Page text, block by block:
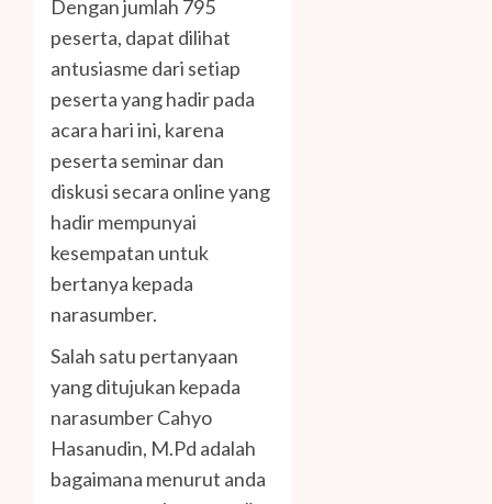
Dengan jumlah 795
peserta, dapat dilihat
antusiasme dari setiap
peserta yang hadir pada
acara hari ini, karena
peserta seminar dan
diskusi secara online yang
hadir mempunyai
kesempatan untuk
bertanya kepada
narasumber.
Salah satu pertanyaan
yang ditujukan kepada
narasumber Cahyo
Hasanudin, M.Pd adalah
bagaimana menurut anda